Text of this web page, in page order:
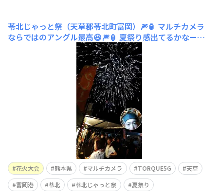
苓北じゃっと祭（天草郡苓北町富岡）🎆🏮 マルチカメラ
ならではのアングル最高😆🎆🏮 夏祭り感出てるかなー😆
苓北じゃっと祭にて
花火大会 熊本県 マルチカメラ TORQUE5G
天草
富岡港
苓北 苓北じゃっと祭 夏祭り